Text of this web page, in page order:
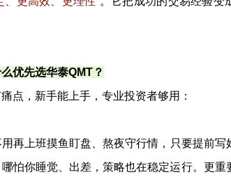
优先选华泰QMT？
点，新手能上手，专业投资者够用：
再上班摸鱼盯盘、熬夜守行情，只要提前写
怕你睡觉、出差，策略也在稳定运行。更重